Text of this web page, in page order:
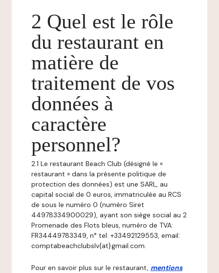
2 Quel est le rôle
du restaurant en
matière de
traitement de vos
données à
caractère
personnel?
2.1 Le restaurant Beach Club (désigné le «
restaurant » dans la présente politique de
protection des données) est une SARL, au
capital social de 0 euros, immatriculée au RCS
de sous le numéro 0 (numéro Siret
44978334900029), ayant son siège social au 2
Promenade des Flots bleus, numéro de TVA:
FR34449783349, n° tel: +33492129553, email:
comptabeachclubslv{at}gmail.com.
Pour en savoir plus sur le restaurant, mentions